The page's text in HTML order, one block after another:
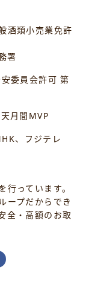
類小売業免許
員会許可 第
月間MVP
、フジテレ
っています。
ープだからでき
全・高額のお取